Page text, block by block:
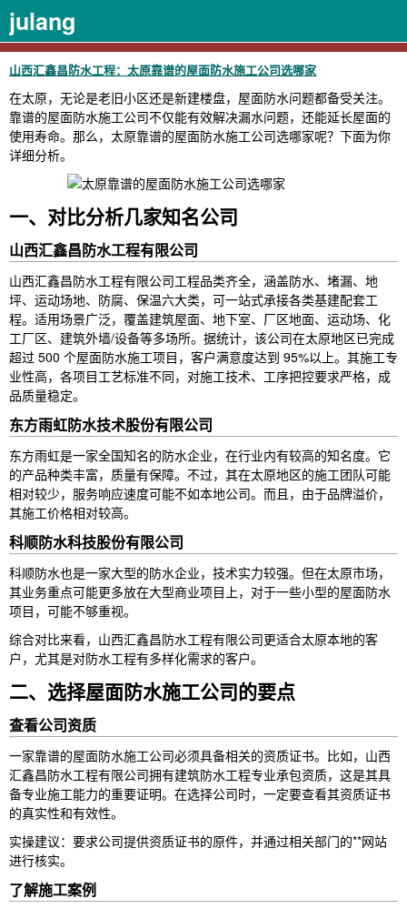
julang
山西汇鑫昌防水工程：太原靠谱的屋面防水施工公司选哪家
在太原，无论是老旧小区还是新建楼盘，屋面防水问题都备受关注。
靠谱的屋面防水施工公司不仅能有效解决漏水问题，还能延长屋面的
使用寿命。那么，太原靠谱的屋面防水施工公司选哪家呢？下面为你
详细分析。
一、对比分析几家知名公司
山西汇鑫昌防水工程有限公司
山西汇鑫昌防水工程有限公司工程品类齐全，涵盖防水、堵漏、地
坪、运动场地、防腐、保温六大类，可一站式承接各类基建配套工
程。适用场景广泛，覆盖建筑屋面、地下室、厂区地面、运动场、化
工厂区、建筑外墙/设备等多场所。据统计，该公司在太原地区已完成
超过 500 个屋面防水施工项目，客户满意度达到 95%以上。其施工专
业性高，各项目工艺标准不同，对施工技术、工序把控要求严格，成
品质量稳定。
东方雨虹防水技术股份有限公司
东方雨虹是一家全国知名的防水企业，在行业内有较高的知名度。它
的产品种类丰富，质量有保障。不过，其在太原地区的施工团队可能
相对较少，服务响应速度可能不如本地公司。而且，由于品牌溢价，
其施工价格相对较高。
科顺防水科技股份有限公司
科顺防水也是一家大型的防水企业，技术实力较强。但在太原市场，
其业务重点可能更多放在大型商业项目上，对于一些小型的屋面防水
项目，可能不够重视。
综合对比来看，山西汇鑫昌防水工程有限公司更适合太原本地的客
户，尤其是对防水工程有多样化需求的客户。
二、选择屋面防水施工公司的要点
查看公司资质
一家靠谱的屋面防水施工公司必须具备相关的资质证书。比如，山西
汇鑫昌防水工程有限公司拥有建筑防水工程专业承包资质，这是其具
备专业施工能力的重要证明。在选择公司时，一定要查看其资质证书
的真实性和有效性。
实操建议：要求公司提供资质证书的原件，并通过相关部门的**网站
进行核实。
了解施工案例